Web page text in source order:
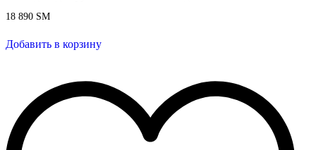
18 890 ЅМ
Добавить в корзину